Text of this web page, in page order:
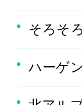
そろそ
ハーゲ